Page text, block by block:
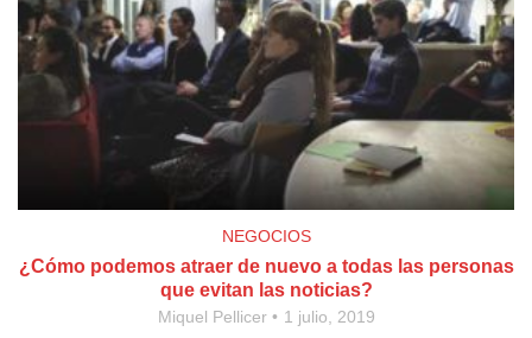
NEGOCIOS
¿Cómo podemos atraer de nuevo a todas las personas
que evitan las noticias?
Miquel Pellicer 1 julio, 2019